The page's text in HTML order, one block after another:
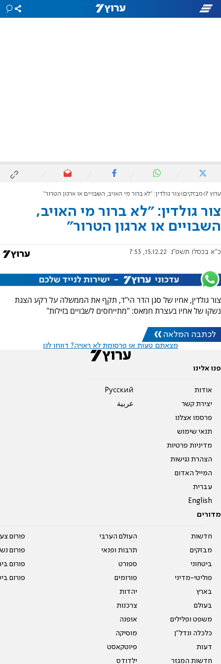
ערוץ 7 מבזקים צור גולדין: "לא ברור מי האויב, השבויים או ארגון הטרור"
צור גולדין: "לא ברור מי האויב,
השבויים או ארגון הטרור"
כ"א בכסלו תשפ"ג 15.12.22, 7:53
צור גולדין, אחיו של סגן הדר הי"ד, תקף את הממשלה על רקע הצגת
נשקו של אחיו בעצרת חמאס: "מתייחסים לשבויים בזילות"
לכתבה המלאה
מצאתם טעות או פרסומת לא ראויה? דווחו לנו
פנו אלינו
אודות
יצירת קשר
פרסמו אצלנו
תנאי שימוש
מדיניות פרטיות
הצהרת נגישות
המייל האדום
עברית
English
Pусский
عربية
מדורים
חדשות
מבזקים
ביטחוני
פוליטי-מדיני
בארץ
בעולם
משפט ופלילים
כלכלה ונדל"ן
דעות
חדשות המגזר
העולם הערבי
תרבות ופנאי
ספורט
פורומים
יהדות
צרכנות
אופנה
מוסיקה
פיוטקאסט
ילדודס
פורום
פורום
פורום
פורום